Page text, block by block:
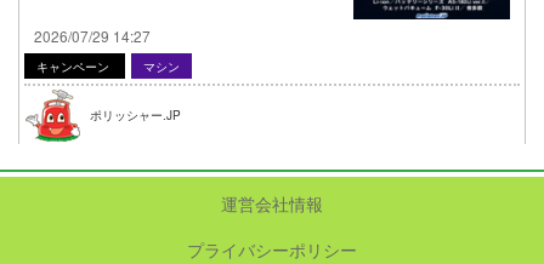
2026/07/29 14:27
キャンペーン マシン
ポリッシャー.JP
運営会社情報
プライバシーポリシー